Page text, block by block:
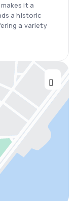
it a
a historic
a variety